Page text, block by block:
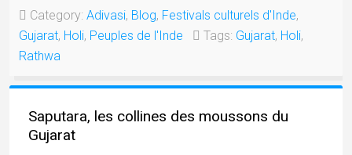
Category: Adivasi, Blog, Festivals culturels d'Inde,
Gujarat, Holi, Peuples de l'Inde Tags: Gujarat, Holi,
Rathwa
Saputara, les collines des moussons du
Gujarat